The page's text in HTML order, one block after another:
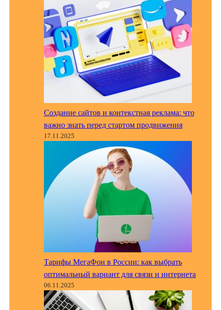
Создание сайтов и контекстная реклама: что
важно знать перед стартом продвижения
17.11.2025
Тарифы МегаФон в России: как выбрать
оптимальный вариант для связи и интернета
06.11.2025